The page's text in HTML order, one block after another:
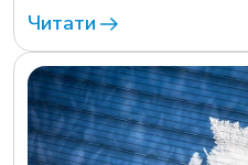
Читати